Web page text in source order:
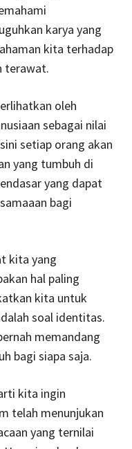
karya yang
kita terhadap
terawat.
oleh
sebagai nilai
setiap orang akan
yang tumbuh di
yang dapat
bagi
kita yang
hal paling
kita untuk
soal identitas.
memandang
bagi siapa saja.
kita ingin
telah menunjukan
yang ternilai